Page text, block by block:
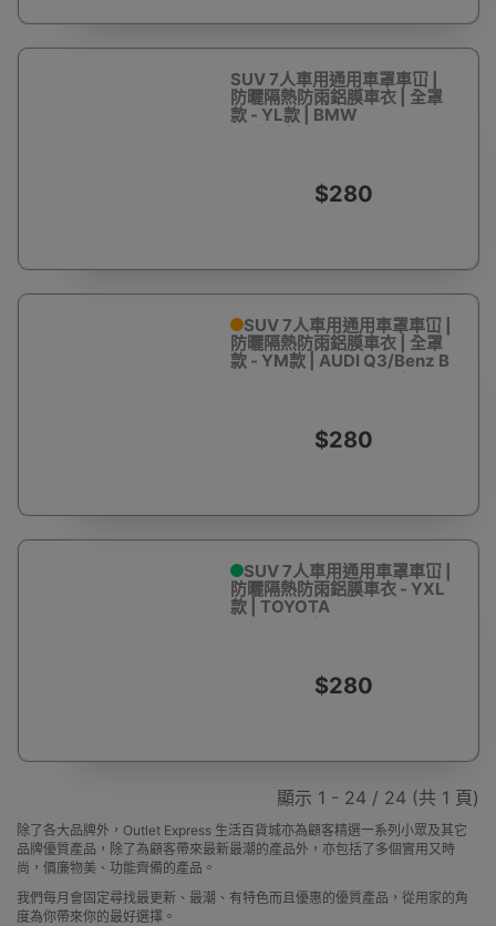
SUV 7人車用通用車罩車冚 |
防曬隔熱防雨鋁膜車衣 | 全罩
款 - YL款 | BMW
X3/X4/HONDA
$280
SUV 7人車用通用車罩車冚 |
防曬隔熱防雨鋁膜車衣 | 全罩
款 - YM款 | AUDI Q3/Benz B
CLASS/HONDA HR-V/JEEP
$280
SUV 7人車用通用車罩車冚 |
防曬隔熱防雨鋁膜車衣 - YXL
款 | TOYOTA
ALPHARD/AUDI
$280
顯示 1 - 24 / 24 (共 1 頁)
除了各大品牌外，Outlet Express 生活百貨城亦為顧客精選一系列小眾及其它
品牌優質產品，除了為顧客帶來最新最潮的產品外，亦包括了多個實用又時
尚，價廉物美、功能齊備的產品。
我們每月會固定尋找最更新、最潮、有特色而且優惠的優質產品，從用家的角
度為你帶來你的最好選擇。